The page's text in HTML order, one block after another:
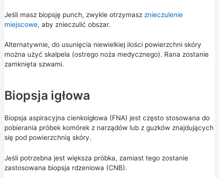
Jeśli masz biopsję punch, zwykle otrzymasz znieczulenie
miejscowe, aby znieczulić obszar.
Alternatywnie, do usunięcia niewielkiej ilości powierzchni skóry
można użyć skalpela (ostrego noża medycznego). Rana zostanie
zamknięta szwami.
Biopsja igłowa
Biopsja aspiracyjna cienkoigłowa (FNA) jest często stosowana do
pobierania próbek komórek z narządów lub z guzków znajdujących
się pod powierzchnią skóry.
Jeśli potrzebna jest większa próbka, zamiast tego zostanie
zastosowana biopsja rdzeniowa (CNB).